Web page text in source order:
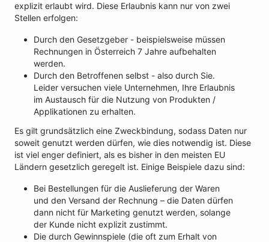
explizit erlaubt wird. Diese Erlaubnis kann nur von zwei
Stellen erfolgen:
Durch den Gesetzgeber - beispielsweise müssen
Rechnungen in Österreich 7 Jahre aufbehalten
werden.
Durch den Betroffenen selbst - also durch Sie.
Leider versuchen viele Unternehmen, Ihre Erlaubnis
im Austausch für die Nutzung von Produkten /
Applikationen zu erhalten.
Es gilt grundsätzlich eine Zweckbindung, sodass Daten nur
soweit genutzt werden dürfen, wie dies notwendig ist. Diese
ist viel enger definiert, als es bisher in den meisten EU
Ländern gesetzlich geregelt ist. Einige Beispiele dazu sind:
Bei Bestellungen für die Auslieferung der Waren
und den Versand der Rechnung – die Daten dürfen
dann nicht für Marketing genutzt werden, solange
der Kunde nicht explizit zustimmt.
Die durch Gewinnspiele (die oft zum Erhalt von